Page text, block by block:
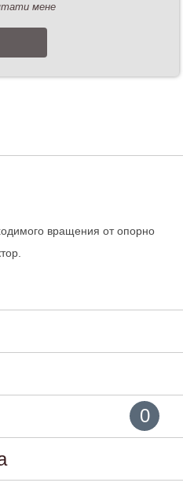
вращения от опорно
0
мене